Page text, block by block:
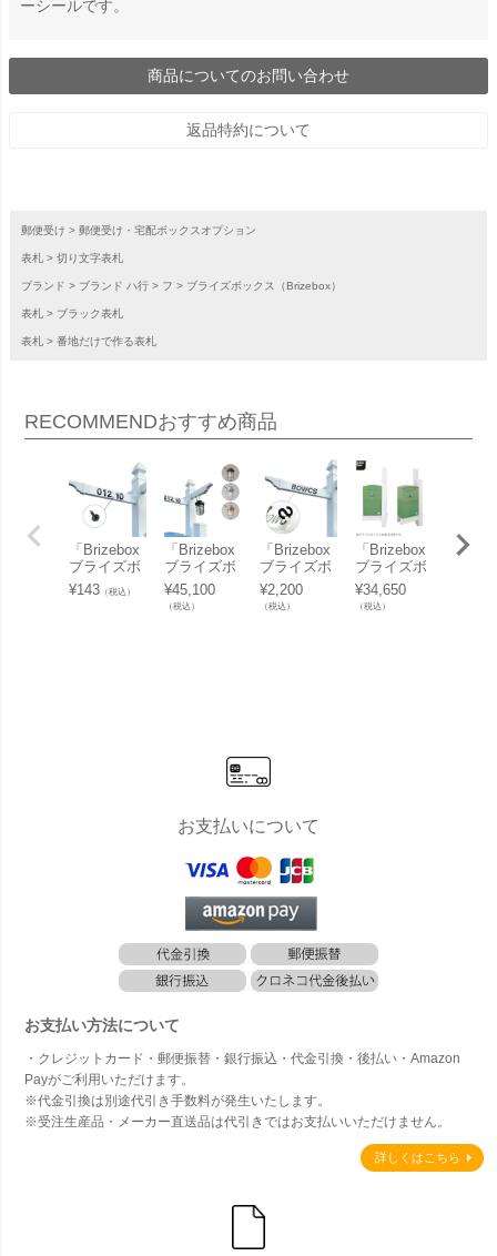
ーシールです。
商品についてのお問い合わせ
返品特約について
郵便受け 郵便受け・宅配ボックスオプション
表札 切り文字表札
ブランド ブランド ハ行 フ ブライズボックス（Brizebox）
表札 ブラック表札
表札 番地だけで作る表札
RECOMMENDおすすめ商品
「Brizebox
ブライズボ
ックス 機能
門柱バイナ
¥143（税込）
「Brizebox
ブライズボ
ックス 機能
門柱バイナ
ルスタンド
¥45,100
（税込）
「Brizebox
ブライズボ
ックス 機能
門柱バイナ
ルスタンド
¥2,200
（税込）
「Brizebox
ブライズボ
ックス ラー
ジ専用 機能
門柱バイナ
¥34,650
（税込）
「
お支払いについて
お支払い方法について
・クレジットカード・郵便振替・銀行振込・代金引換・後払い・Amazon
Payがご利用いただけます。
※代金引換は別途代引き手数料が発生いたします。
※受注生産品・メーカー直送品は代引きではお支払いいただけません。
詳しくはこちら